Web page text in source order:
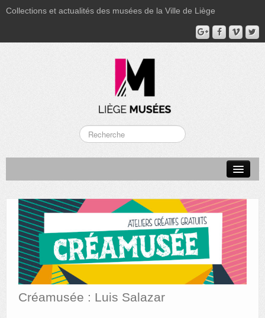
Collections et actualités des musées de la Ville de Liège
MUSÉE GRÉTRY
MUSÉE DU LUMINAIRE
FONDS PATRIMONIAUX
AUTRES LIEUX
Créamusée : Luis Salazar